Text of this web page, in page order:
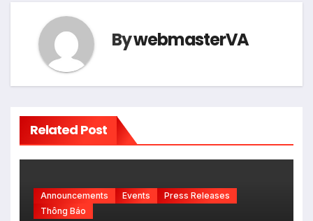
BywebmasterVA
Related Post
Announcements Events
Press Releases
Thông Báo